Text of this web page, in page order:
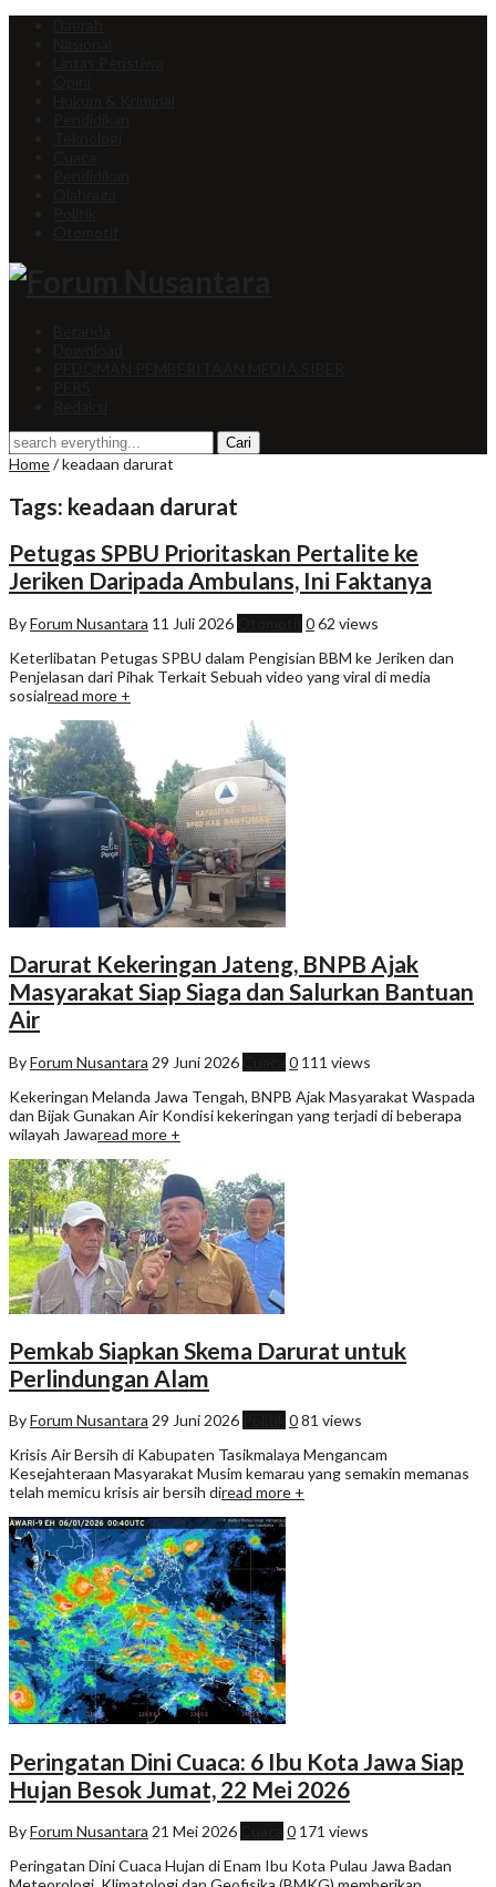
Home/keadaan darurat
Tags: keadaan darurat
Petugas SPBU Prioritaskan Pertalite ke
Jeriken Daripada Ambulans, Ini Faktanya
ByForum Nusantara 11 Juli 2026 062 views
Keterlibatan Petugas SPBU dalam Pengisian BBM ke Jeriken dan
Penjelasan dari Pihak Terkait Sebuah video yang viral di media
sosialread more +
Darurat Kekeringan Jateng, BNPB Ajak
Masyarakat Siap Siaga dan Salurkan Bantuan
Air
ByForum Nusantara 29 Juni 2026 0 111 views
Kekeringan Melanda Jawa Tengah, BNPB Ajak Masyarakat Waspada
dan Bijak Gunakan Air Kondisi kekeringan yang terjadi di beberapa
wilayah Jawaread more +
Pemkab Siapkan Skema Darurat untuk
Perlindungan Alam
ByForum Nusantara 29 Juni 2026 081 views
Krisis Air Bersih di Kabupaten Tasikmalaya Mengancam
Kesejahteraan Masyarakat Musim kemarau yang semakin memanas
telah memicu krisis air bersih diread more +
Peringatan Dini Cuaca: 6 Ibu Kota Jawa Siap
Hujan Besok Jumat, 22 Mei 2026
ByForum Nusantara 21 Mei 2026 0 171 views
Peringatan Dini Cuaca Hujan di Enam Ibu Kota Pulau Jawa Badan